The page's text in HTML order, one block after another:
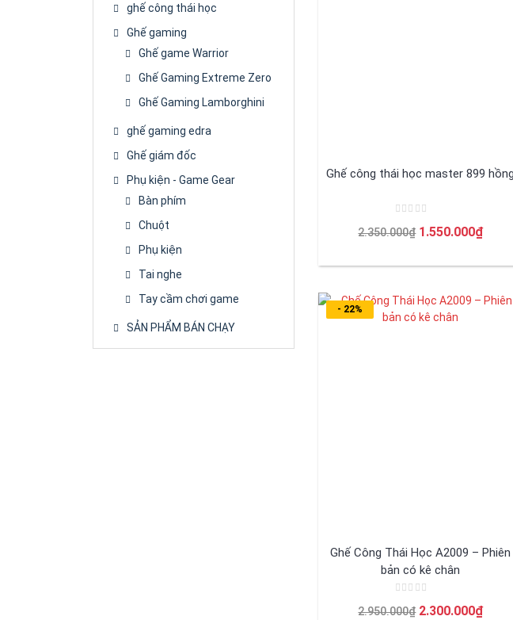
Ghế công thái học master 899 hồng
xếp
hạng
sao
2.350.000₫ Giá
là:
1.550.000₫Giá
tại
- 22%
Ghế Công Thái Học A2009 – Phiên
bản có kê chân
xếp
2.950.000₫ Giá
2.300.000₫Giá
ghế công thái học
Ghế gaming
Ghế game Warrior
Ghế Gaming Extreme Zero
Ghế Gaming Lamborghini
ghế gaming edra
Ghế giám đốc
Phụ kiện - Game Gear
Bàn phím
Chuột
Phụ kiện
Tai nghe
Tay cầm chơi game
SẢN PHẨM BÁN CHẠY